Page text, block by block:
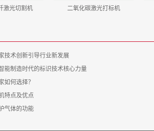
激光切割机 二氧化碳激光打标机
技术创新引导行业新发展
能制造时代的标识技术核心力量​
如何选择？
特点及优点
气体的功能